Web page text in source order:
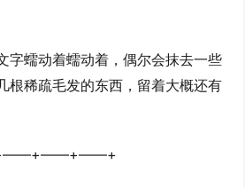
字蠕动着蠕动着，偶尔会抹去一些
根稀疏毛发的东西，留着大概还有